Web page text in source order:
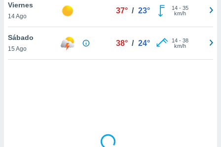
el sitio
ni para
o
Viernes
14 Ago
37° / 23° 14- 35
km/h
Sábado
15 Ago
38° / 24° 14- 38
km/h